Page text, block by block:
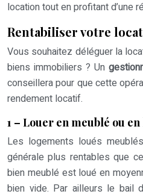
location tout en profitant d’une
Rentabiliser votre
Vous souhaitez déléguer la
biens immobiliers ? Un
conseillera pour que cette
rendement locatif.
1 – Louer en meublé ou
Les logements loués
générale plus rentables que
bien meublé est loué en
bien vide. Par ailleurs le bail